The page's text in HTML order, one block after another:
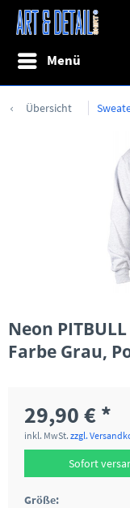
Menü
Übersicht
Neon
Farbe Grau,
29,90 € *
inkl. MwSt. zzgl.
Sofort
Größe: